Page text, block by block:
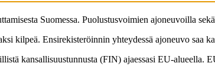
Suomessa. Puolustusvoimien ajoneuvoilla
kilpeä. Ensirekisteröinnin yhteydessä ajoneuvo saa
kansallisuustunnusta (FIN) ajaessasi EU-alueella.